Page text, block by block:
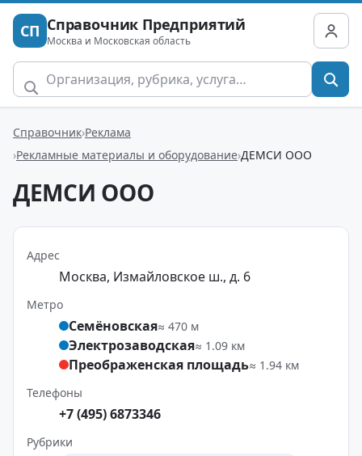
СП Справочник Предприятий
Москва и Московская область
Справочник Реклама
Рекламные материалы и оборудование ДЕМСИ ООО
ДЕМСИ ООО
Адрес
Москва, Измайловское ш., д. 6
Метро
Семёновская≈ 470 м
Электрозаводская≈ 1.09 км
Преображенская площадь≈ 1.94 км
Телефоны
+7 (495) 6873346
Рубрики